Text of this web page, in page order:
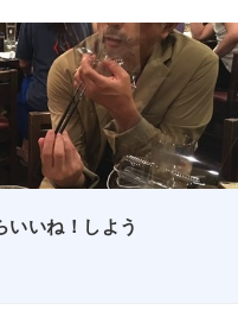
いいね！しよう